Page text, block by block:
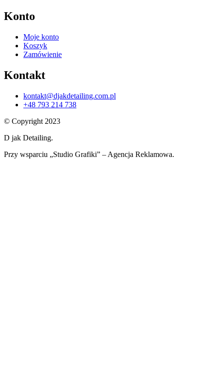
Konto
Moje konto
Koszyk
Zamówienie
Kontakt
kontakt@djakdetailing.com.pl
+48 793 214 738
© Copyright 2023
D jak Detailing.
Przy wsparciu „Studio Grafiki” – Agencja Reklamowa.